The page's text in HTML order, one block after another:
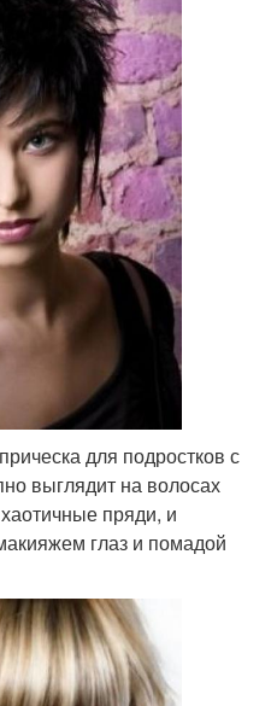
для подростков с
выглядит на волосах
пряди, и
глаз и помадой